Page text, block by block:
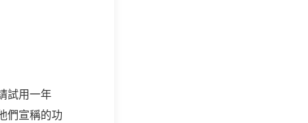
試用一年
們宣稱的功